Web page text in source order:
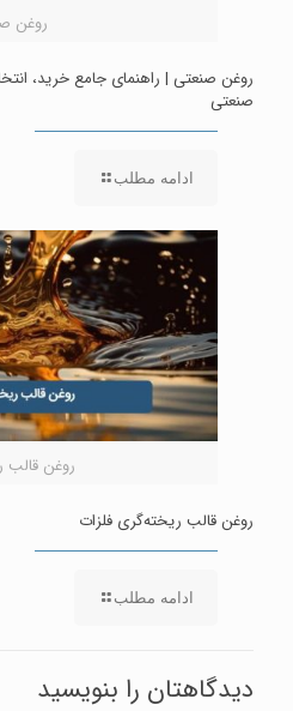
روغن
روغن صنعتی | راهنمای جامع خرید،
صنعتی
ادامه مطلب
روغن قالب
روغن قالب ریخته‌گری فلزات
ادامه مطلب
دیدگاهتان را بنویسید